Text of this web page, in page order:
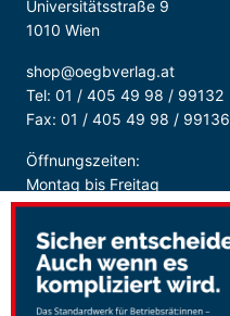
Universitätsstraße 9
1010 Wien
shop@oegbverlag.at
Tel: 01 / 405 49 98 / 99132
Fax: 01 / 405 49 98 / 99136
Öffnungszeiten:
Montag bis Freitag
9:00 - 18:00 Uhr
durchgehend